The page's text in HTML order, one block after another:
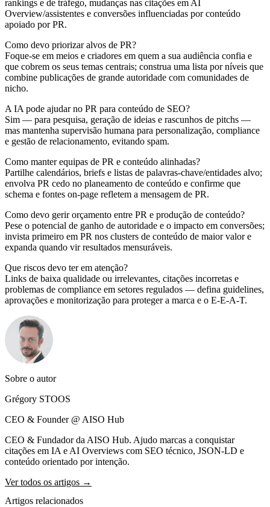
rankings e de tráfego, mudanças nas citações em AI
Overview/assistentes e conversões influenciadas por conteúdo
apoiado por PR.
Como devo priorizar alvos de PR?
Foque-se em meios e criadores em quem a sua audiência confia e
que cobrem os seus temas centrais; construa uma lista por níveis que
combine publicações de grande autoridade com comunidades de
nicho.
A IA pode ajudar no PR para conteúdo de SEO?
Sim — para pesquisa, geração de ideias e rascunhos de pitchs —
mas mantenha supervisão humana para personalização, compliance
e gestão de relacionamento, evitando spam.
Como manter equipas de PR e conteúdo alinhadas?
Partilhe calendários, briefs e listas de palavras-chave/entidades alvo;
envolva PR cedo no planeamento de conteúdo e confirme que
schema e fontes on-page refletem a mensagem de PR.
Como devo gerir orçamento entre PR e produção de conteúdo?
Pese o potencial de ganho de autoridade e o impacto em conversões;
invista primeiro em PR nos clusters de conteúdo de maior valor e
expanda quando vir resultados mensuráveis.
Que riscos devo ter em atenção?
Links de baixa qualidade ou irrelevantes, citações incorretas e
problemas de compliance em setores regulados — defina guidelines,
aprovações e monitorização para proteger a marca e o E-E-A-T.
Sobre o autor
Grégory STOOS
CEO & Founder @ AISO Hub
CEO & Fundador da AISO Hub. Ajudo marcas a conquistar
citações em IA e AI Overviews com SEO técnico, JSON-LD e
conteúdo orientado por intenção.
Ver todos os artigos →
Artigos relacionados